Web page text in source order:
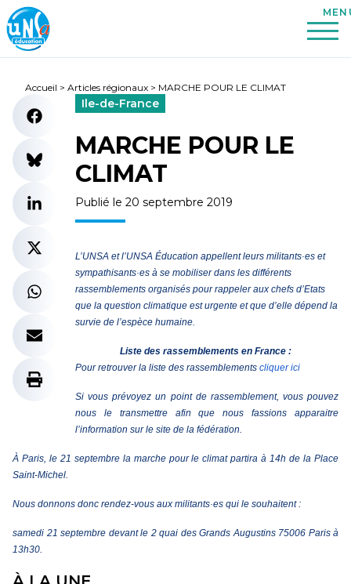
Accueil > Articles régionaux > MARCHE POUR LE CLIMAT
Ile-de-France
MARCHE POUR LE
CLIMAT
Publié le 20 septembre 2019
L’UNSA et l’UNSA Éducation appellent leurs militants·es et
sympathisants·es à se mobiliser dans les différents
rassemblements organisés pour rappeler aux chefs d’Etats
que la question climatique est urgente et que d’elle dépend la
survie de l’espèce humaine.
Liste des rassemblements en France :
Pour retrouver la liste des rassemblements cliquer ici
Si vous prévoyez un point de rassemblement, vous pouvez
nous le transmettre afin que nous fassions apparaitre
l’information sur le site de la fédération.
À Paris, le 21 septembre la marche pour le climat partira à 14h de la Place
Saint-Michel.
Nous donnons donc rendez-vous aux militants·es qui le souhaitent :
samedi 21 septembre devant le 2 quai des Grands Augustins 75006 Paris à
13h30.